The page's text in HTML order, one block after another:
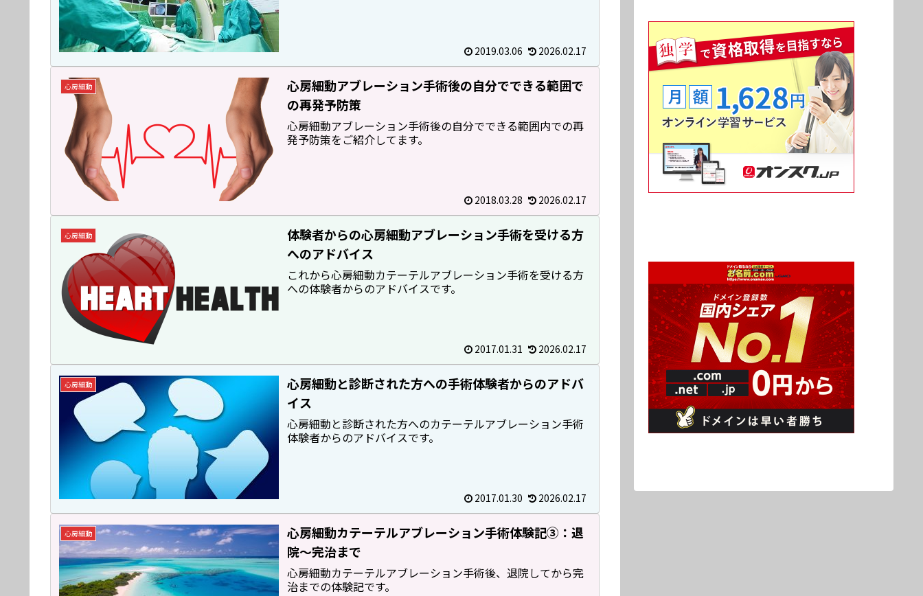
2019.03.06 2026.02.17
心房細動
心房細動アブレーション手術後の自分でできる範囲で
の再発予防策
心房細動アブレーション手術後の自分でできる範囲内での再
発予防策をご紹介してます。
2018.03.28 2026.02.17
心房細動
体験者からの心房細動アブレーション手術を受ける方
へのアドバイス
これから心房細動カテーテルアブレーション手術を受ける方
への体験者からのアドバイスです。
2017.01.31 2026.02.17
心房細動
心房細動と診断された方への手術体験者からのアドバ
イス
心房細動と診断された方へのカテーテルアブレーション手術
体験者からのアドバイスです。
2017.01.30 2026.02.17
心房細動
心房細動カテーテルアブレーション手術体験記③：退
院～完治まで
心房細動カテーテルアブレーション手術後、退院してから完
治までの体験記です。